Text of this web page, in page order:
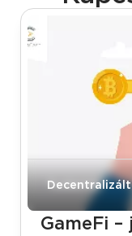
Tudástár
Decentralizált
GameFi –